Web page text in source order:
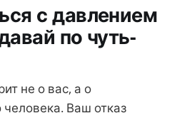
с давлением
по чуть-
не о вас, а о
Ваш отказ